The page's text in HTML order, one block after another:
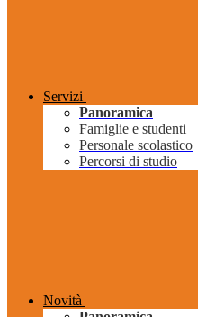
Servizi
Panoramica
Famiglie e studenti
Personale scolastico
Percorsi di studio
Novità